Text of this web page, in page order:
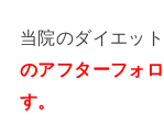
当院のダイエッ
のアフターフォ
す。